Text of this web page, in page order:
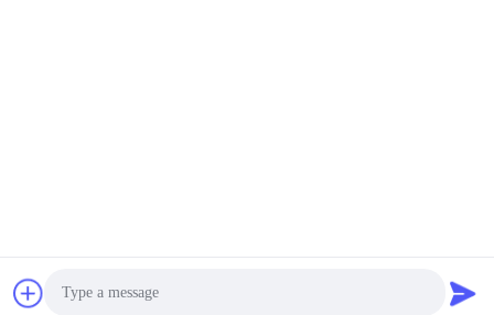
Equipment Co., Ltd Alle rechten voorbehouden.